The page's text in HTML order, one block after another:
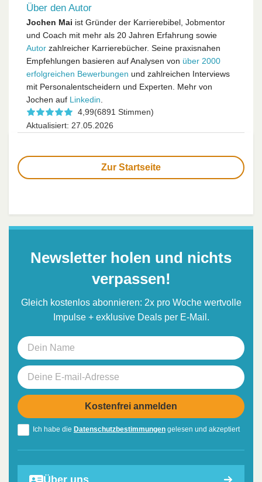
Über den Autor
Jochen Mai ist Gründer der Karrierebibel, Jobmentor
und Coach mit mehr als 20 Jahren Erfahrung sowie
Autor zahlreicher Karrierebücher. Seine praxisnahen
Empfehlungen basieren auf Analysen von über 2000
erfolgreichen Bewerbungen und zahlreichen Interviews
mit Personalentscheidern und Experten. Mehr von
Jochen auf Linkedin.
4,99(6891 Stimmen)
Aktualisiert: 27.05.2026
Zur Startseite
Newsletter holen und nichts
verpassen!
Gleich kostenlos abonnieren: 2x pro Woche wertvolle
Impulse + exklusive Deals per E-Mail.
Ich habe die Datenschutzbestimmungen gelesen und akzeptiert